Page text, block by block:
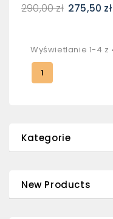
290,00 zł 275,50 zł
Wyświetlanie 1-4
1
Kategorie
New Products